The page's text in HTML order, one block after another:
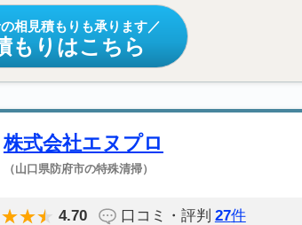
相見積もりも承ります
もりはこちら
株式会社エヌプロ
（山口県防府市の特殊清掃）
4.70 口コミ・評判 27件